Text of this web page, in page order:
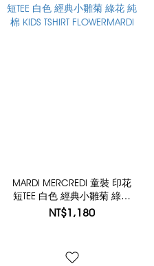
MARDI MERCREDI 童裝 印花
短TEE 白色 經典小雛菊 綠花
純棉 KIDS TSHIRT
NT$1,180